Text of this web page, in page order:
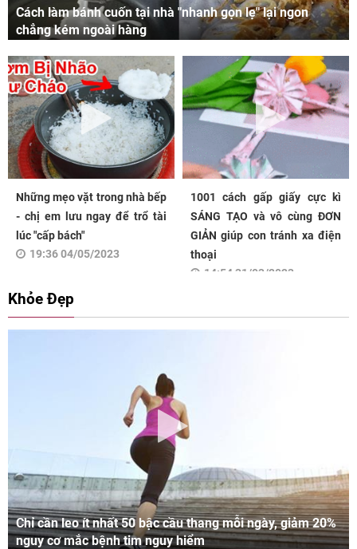
Cách làm bánh cuốn tại nhà "nhanh gọn lẹ" lại ngon
chẳng kém ngoài hàng
Những mẹo vặt trong nhà bếp
- chị em lưu ngay để trổ tài
lúc "cấp bách"
19:36 04/05/2023
1001 cách gấp giấy cực kì
SÁNG TẠO và vô cùng ĐƠN
GIẢN giúp con tránh xa điện
thoại
14:54 31/03/2023
Khỏe Đẹp
Chỉ cần leo ít nhất 50 bậc cầu thang mỗi ngày, giảm 20%
nguy cơ mắc bệnh tim nguy hiểm